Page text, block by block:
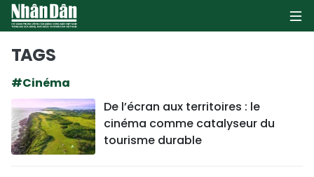
POLITIQUE
TAGS
#Cinéma
De l’écran aux territoires : le
cinéma comme catalyseur du
tourisme durable